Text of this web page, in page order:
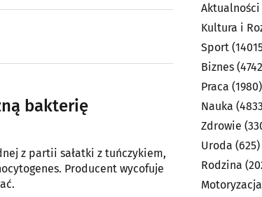
bakterię
z partii sałatki z tuńczykiem,
Producent wycofuje
Aktualności
Kultura i
Sport
Biznes
Praca (1980)
Nauka
Zdrowie
Uroda (625)
Rodzina
Motoryzacja